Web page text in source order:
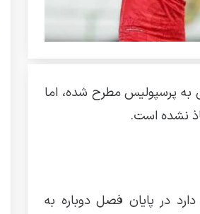
به پرسپولیس مطرح شده، اما
نشده است.
در پایان فصل دوباره به